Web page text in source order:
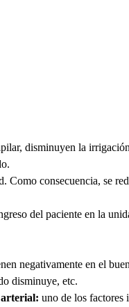
disminuyen la
Como consecuencia, se
del paciente en la
negativamente en el
disminuye, etc.
arterial: uno de los factores